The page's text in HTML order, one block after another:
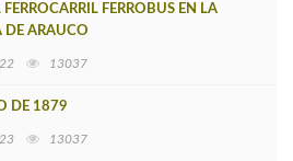
FERROCARRIL FERROBUS EN LA
DE ARAUCO
13037
DE 1879
13037